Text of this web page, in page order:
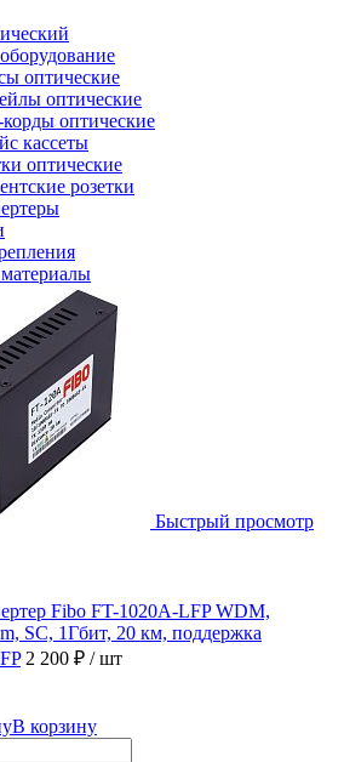
оптические
оптические
оптические
кассеты
оптические
розетки
Быстрый просмотр
Fibo FT-1020A-LFP WDM,
SC, 1Гбит, 20 км, поддержка
2 200 ₽ / шт
В корзину